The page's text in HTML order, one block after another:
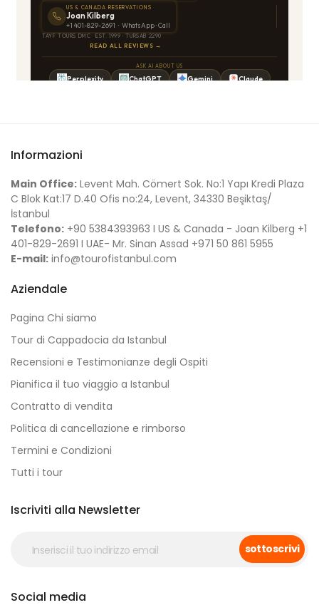
Exceptional Service! Highly
recommended.
6-day tour of Turkey
Informazioni
Main Office: Levent Mah. Cömert Sok. No:1 Yapı Kredi Plaza
C Blok Kat:17 D.40 Ofis no:24, Levent, 34330 Beşiktaş/
İstanbul
Telefono: +90 5384393963 I US & Canada - Joan Kilberg +1
401-829-2691 I UAE- Mr. Sinan Assad +971 50 861 5955
E-mail: info@tourofistanbul.com
Aziendale
Pagina Chi siamo
Tour di Cappadocia da Istanbul
Recensioni e Testimonianze degli Ospiti
Pianifica il tuo viaggio a Istanbul
Contratto di vendita
Politica di cancellazione e rimborso
Termini e Condizioni
Tutti i tour
Iscriviti alla Newsletter
sottoscrivi
Social media